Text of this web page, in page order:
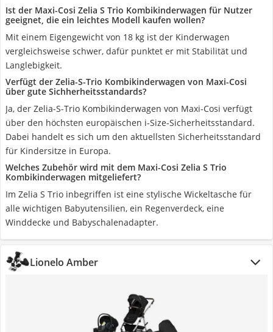
Ist der Maxi-Cosi Zelia S Trio Kombikinderwagen für Nutzer
geeignet, die ein leichtes Modell kaufen wollen?
Mit einem Eigengewicht von 18 kg ist der Kinderwagen
vergleichsweise schwer, dafür punktet er mit Stabilität und
Langlebigkeit.
Verfügt der Zelia-S-Trio Kombikinderwagen von Maxi-Cosi
über gute Sichherheitsstandards?
Ja, der Zelia-S-Trio Kombikinderwagen von Maxi-Cosi verfügt
über den höchsten europäischen i-Size-Sicherheitsstandard.
Dabei handelt es sich um den aktuellsten Sicherheitsstandard
für Kindersitze in Europa.
Welches Zubehör wird mit dem Maxi-Cosi Zelia S Trio
Kombikinderwagen mitgeliefert?
Im Zelia S Trio inbegriffen ist eine stylische Wickeltasche für
alle wichtigen Babyutensilien, ein Regenverdeck, eine
Winddecke und Babyschalenadapter.
Lionelo Amber